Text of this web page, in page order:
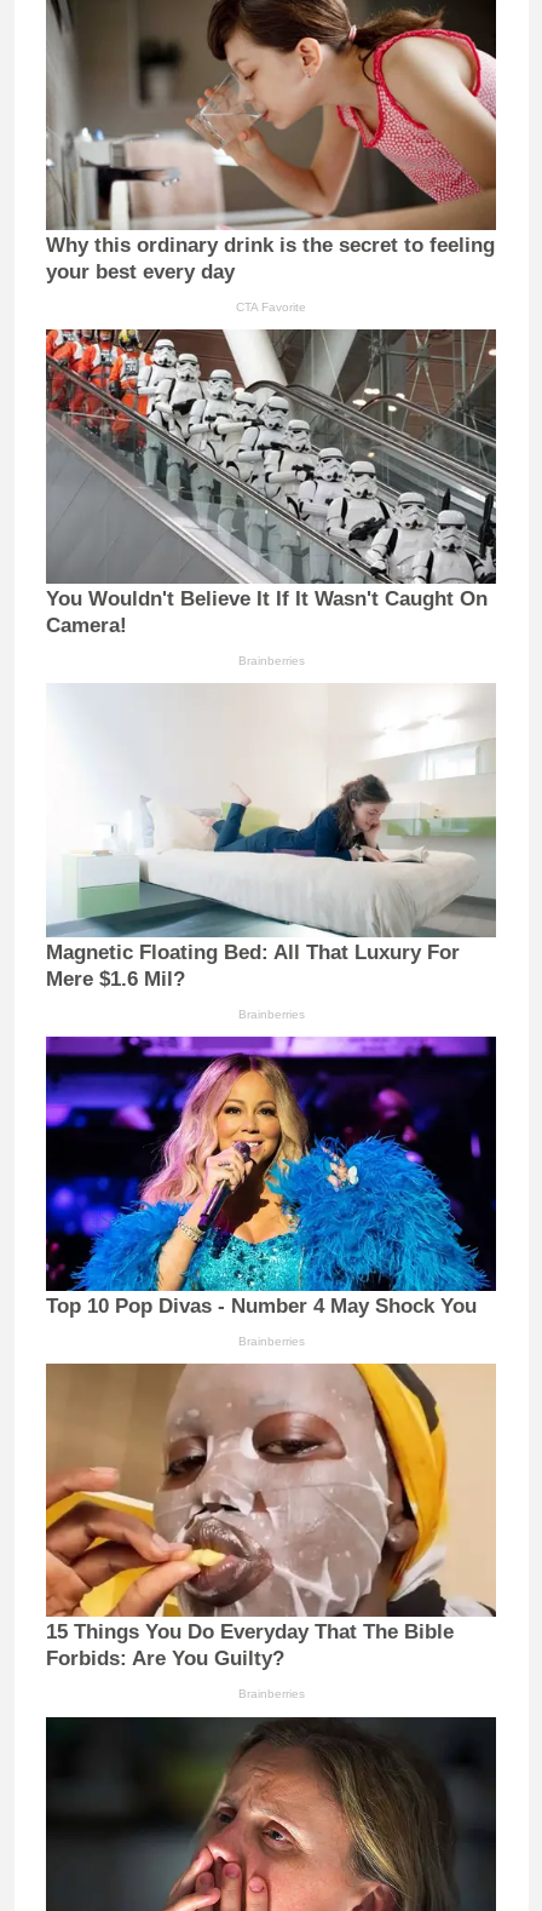
Why this ordinary drink is the secret to feeling
your best every day
CTA Favorite
You Wouldn't Believe It If It Wasn't Caught On
Camera!
Brainberries
Magnetic Floating Bed: All That Luxury For
Mere $1.6 Mil?
Brainberries
Top 10 Pop Divas - Number 4 May Shock You
Brainberries
15 Things You Do Everyday That The Bible
Forbids: Are You Guilty?
Brainberries